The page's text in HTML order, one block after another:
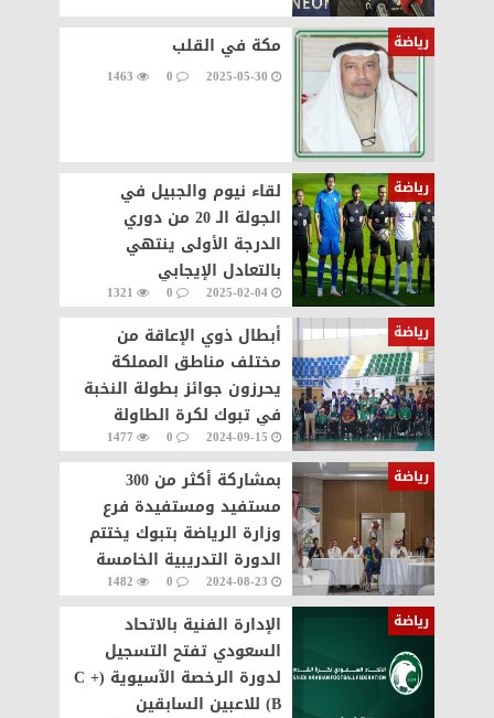
رياضة مكة في القلب
2025-05-30
0
1463
رياضة
لقاء نيوم والجبيل في
الجولة الـ 20 من دوري
الدرجة الأولى ينتهي
بالتعادل الإيجابي
2025-02-04
0
1321
رياضة
أبطال ذوي الإعاقة من
مختلف مناطق المملكة
يحرزون جوائز بطولة النخبة
في تبوك لكرة الطاولة
البارالمبية
2024-09-15
0
1477
رياضة
بمشاركة أكثر من 300
مستفيد ومستفيدة فرع
وزارة الرياضة بتبوك يختتم
الدورة التدريبية الخامسة
للأفراد وقادة التطوع
والرياضيين بالمنطقة
2024-08-23
0
1482
رياضة
الإدارة الفنية بالاتحاد
السعودي تفتح التسجيل
لدورة الرخصة الآسيوية (C +
B) للاعبين السابقين